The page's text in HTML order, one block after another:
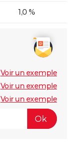
1,0 %
Voir un exemple
Voir un exemple
Voir un exemple